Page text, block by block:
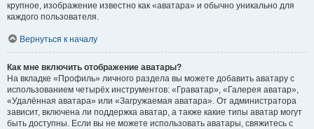
крупное, изображение известно как «аватара» и обычно уникально для
каждого пользователя.
Вернуться к началу
Как мне включить отображение аватары?
На вкладке «Профиль» личного раздела вы можете добавить аватару с
использованием четырёх инструментов: «Граватар», «Галерея аватар»,
«Удалённая аватара» или «Загружаемая аватара». От администратора
зависит, включена ли поддержка аватар, а также какие типы аватар могут
быть доступны. Если вы не можете использовать аватары, свяжитесь с